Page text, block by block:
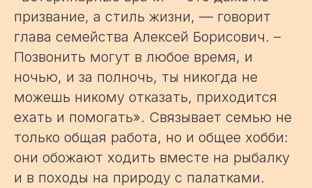
призвание, а стиль жизни, — говорит
глава семейства Алексей Борисович. –
Позвонить могут в любое время, и
ночью, и за полночь, ты никогда не
можешь никому отказать, приходится
ехать и помогать». Связывает семью не
только общая работа, но и общее хобби:
они обожают ходить вместе на рыбалку
и в походы на природу с палатками.